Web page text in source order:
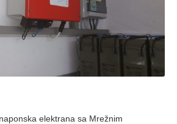
elektrana sa Mrežnim